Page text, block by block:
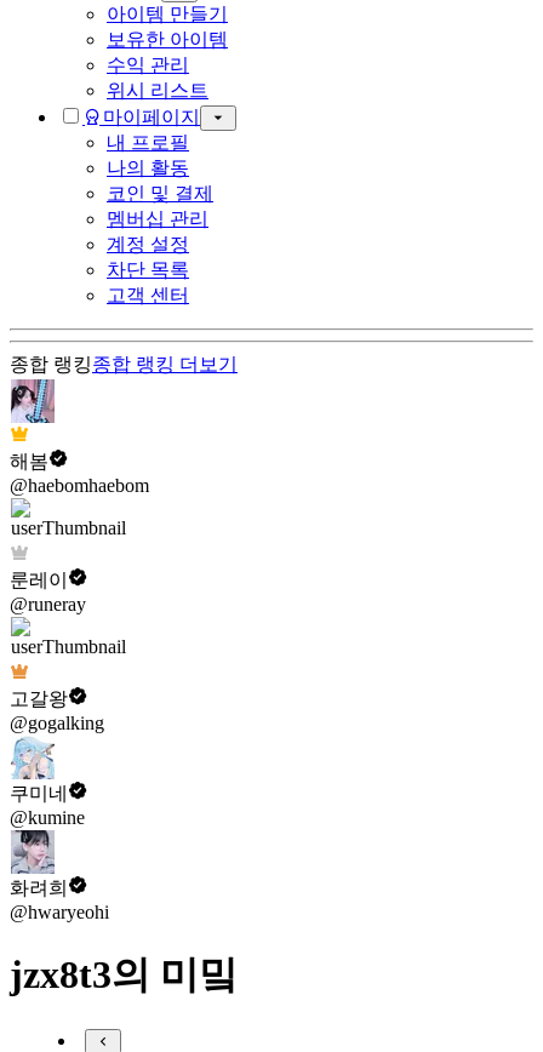
아이템 만들기
보유한 아이템
수익 관리
위시 리스트
마이페이지
내 프로필
나의 활동
코인 및 결제
멤버십 관리
계정 설정
차단 목록
고객 센터
종합 랭킹종합 랭킹 더보기
해봄
@haebomhaebom
룬레이
@runeray
고갈왕
@gogalking
쿠미네
@kumine
화려희
@hwaryeohi
jzx8t3의 미밐